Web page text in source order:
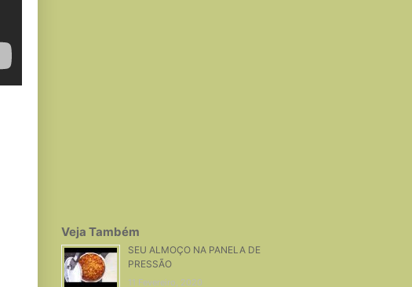
Veja Também
SEU ALMOÇO NA PANELA DE
PRESSÃO
11 Fevereiro, 2020